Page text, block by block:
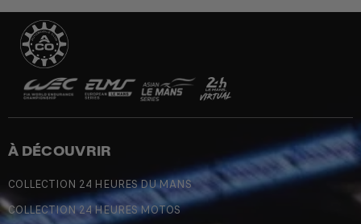
À DÉCOUVRIR
COLLECTION 24 HEURES DU MANS
COLLECTION 24 HEURES MOTOS